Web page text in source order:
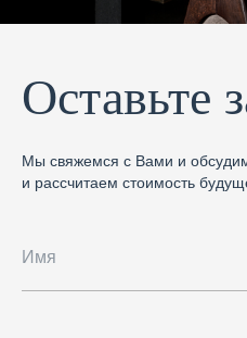
Оставьте
Мы свяжемся с Вами и
и рассчитаем стоимость